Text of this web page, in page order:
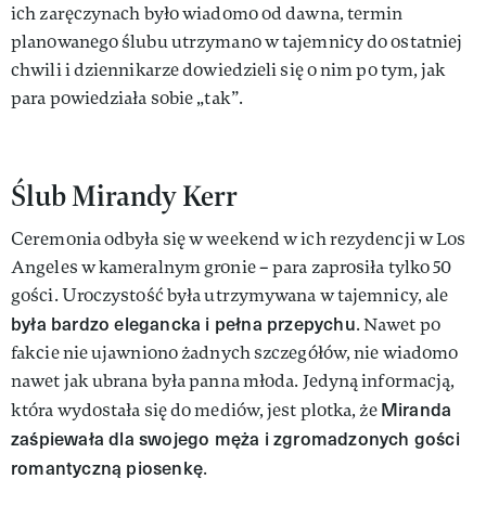
ich zaręczynach było wiadomo od dawna, termin
planowanego ślubu utrzymano w tajemnicy do ostatniej
chwili i dziennikarze dowiedzieli się o nim po tym, jak
para powiedziała sobie „tak”.
Ślub Mirandy Kerr
Ceremonia odbyła się w weekend w ich rezydencji w Los
Angeles w kameralnym gronie – para zaprosiła tylko 50
gości. Uroczystość była utrzymywana w tajemnicy, ale
była bardzo elegancka i pełna przepychu. Nawet po
fakcie nie ujawniono żadnych szczegółów, nie wiadomo
nawet jak ubrana była panna młoda. Jedyną informacją,
która wydostała się do mediów, jest plotka, żeMiranda
zaśpiewała dla swojego męża i zgromadzonych gości
romantyczną piosenkę.